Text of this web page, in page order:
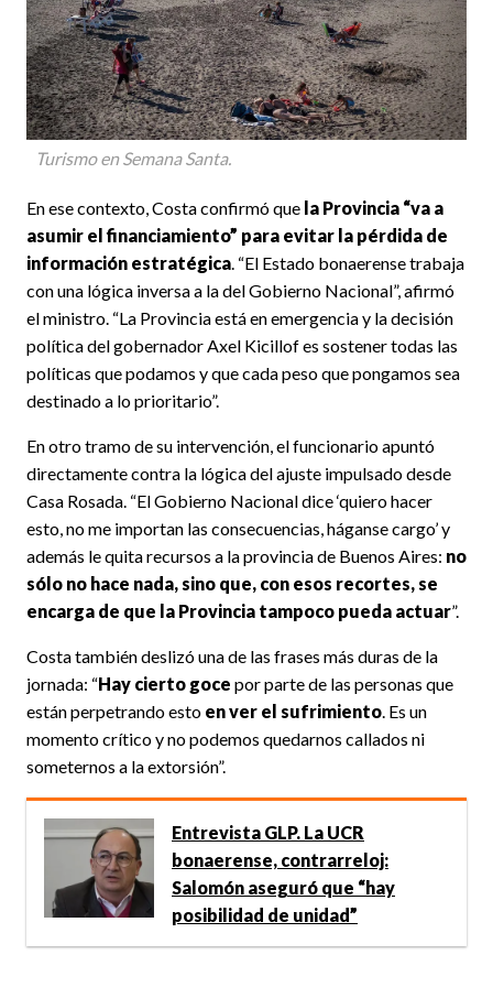
Turismo en Semana Santa.
En ese contexto, Costa confirmó que la Provincia “va a
asumir el financiamiento” para evitar la pérdida de
información estratégica. “El Estado bonaerense trabaja
con una lógica inversa a la del Gobierno Nacional”, afirmó
el ministro. “La Provincia está en emergencia y la decisión
política del gobernador Axel Kicillof es sostener todas las
políticas que podamos y que cada peso que pongamos sea
destinado a lo prioritario”.
En otro tramo de su intervención, el funcionario apuntó
directamente contra la lógica del ajuste impulsado desde
Casa Rosada. “El Gobierno Nacional dice ‘quiero hacer
esto, no me importan las consecuencias, háganse cargo’ y
además le quita recursos a la provincia de Buenos Aires: no
sólo no hace nada, sino que, con esos recortes, se
encarga de que la Provincia tampoco pueda actuar”.
Costa también deslizó una de las frases más duras de la
jornada: “Hay cierto goce por parte de las personas que
están perpetrando esto en ver el sufrimiento. Es un
momento crítico y no podemos quedarnos callados ni
someternos a la extorsión”.
Entrevista GLP. La UCR
bonaerense, contrarreloj:
Salomón aseguró que “hay
posibilidad de unidad”